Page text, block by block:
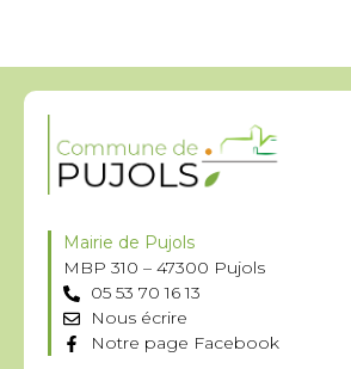
Mairie de Pujols
MBP 310 – 47300 Pujols
05 53 70 16 13
Nous écrire
Notre page Facebook